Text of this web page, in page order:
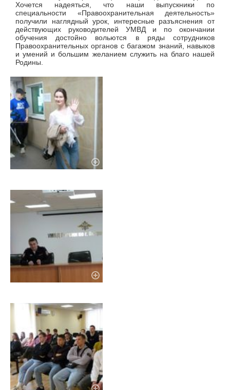
Хочется надеяться, что наши выпускники по
специальности «Правоохранительная деятельность»
получили наглядный урок, интересные разъяснения от
действующих руководителей УМВД и по окончании
обучения достойно вольются в ряды сотрудников
Правоохранительных органов с багажом знаний, навыков
и умений и большим желанием служить на благо нашей
Родины.